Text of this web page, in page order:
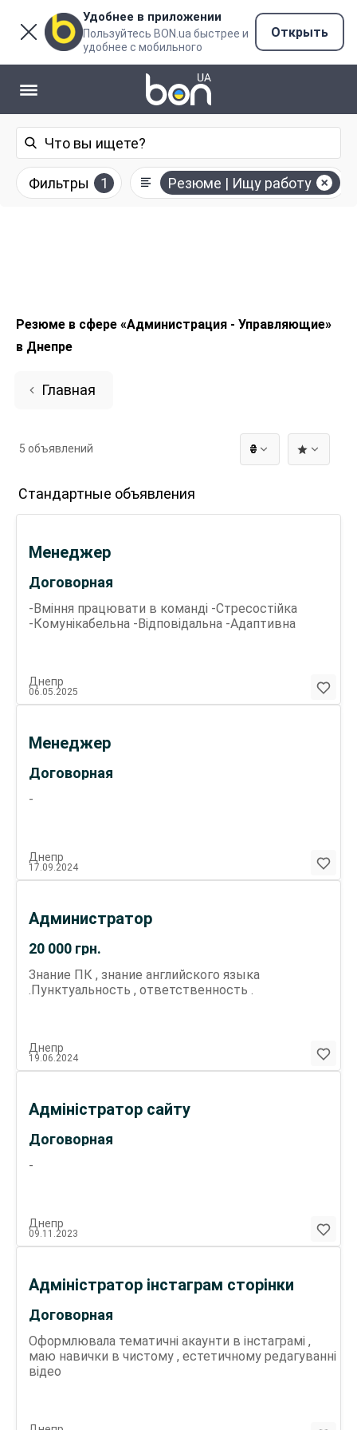
Удобнее в приложении
Пользуйтесь BON.ua быстрее и
удобнее с мобильного
Открыть
Фильтры 1 Резюме | Ищу работу
Резюме в сфере «Администрация - Управляющие»
в Днепре
Главная
₴
5 объявлений
Стандартные объявления
Договорная
Менеджер
-Вміння працювати в команді -Стресостійка
-Комунікабельна -Відповідальна -Адаптивна
Днепр
06.05.2025
Договорная
Менеджер
-
Днепр
17.09.2024
20 000 грн.
Администратор
Знание ПК , знание английского языка
.Пунктуальность , ответственность .
Днепр
19.06.2024
Договорная
Адміністратор сайту
-
Днепр
09.11.2023
Договорная
Адміністратор інстаграм сторінки
Оформлювала тематичні акаунти в інстаграмі ,
маю навички в чистому , естетичному редагуванні
відео